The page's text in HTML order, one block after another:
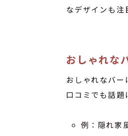
なデザインも注
おしゃれな
おしゃれなバ
口コミでも話題
例：隠れ家